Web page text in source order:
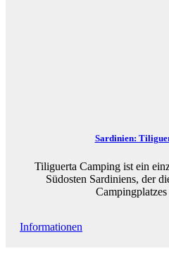
Sardinien:
Tiliguerta Camping ist ein
Südosten Sardiniens, der
Informationen